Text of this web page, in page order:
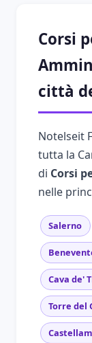
Corsi
città
Notelseit
tutta la
di Corsi
nelle
Salerno
Cava de'
Torre del